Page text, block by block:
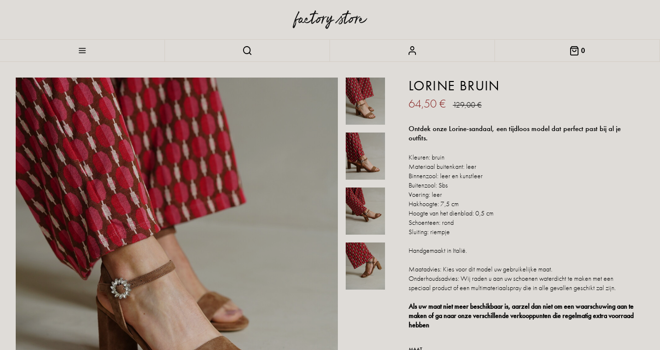
0
LORINE BRUIN
64,50 € 129,00 €
Ontdek onze Lorine-sandaal, een tijdloos model dat perfect past bij al je
outfits.
Kleuren: bruin
Materiaal buitenkant: leer
Binnenzool: leer en kunstleer
Buitenzool: Sbs
Voering: leer
Hakhoogte: 7,5 cm
Hoogte van het dienblad: 0,5 cm
Schoenteen: rond
Sluiting: riempje
Handgemaakt in Italië.
Maatadvies: Kies voor dit model uw gebruikelijke maat.
Onderhoudsadvies: Wij raden u aan uw schoenen waterdicht te maken met een
speciaal product of een multimateriaalspray die in alle gevallen geschikt zal zijn.
Als uw maat niet meer beschikbaar is, aarzel dan niet om een waarschuwing aan te
maken of ga naar onze verschillende verkooppunten die regelmatig extra voorraad
hebben